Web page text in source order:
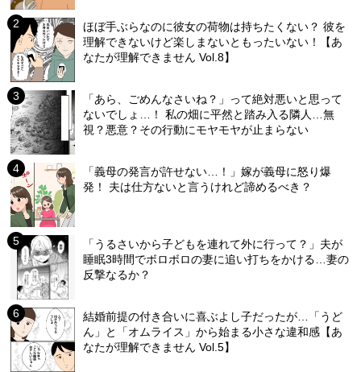
ほぼ手ぶらなのに彼女の荷物は持ちたくない？ 彼を
理解できないけど楽しまないともったいない！【あ
なたが理解できません Vol.8】
「あら、ごめんなさいね？」って絶対悪いと思って
ないでしょ…！ 私の畑に平然と踏み入る隣人…無
視？悪意？その行動にモヤモヤが止まらない
「義母の発言が許せない…！」嫁が義母に怒り爆
発！ 夫は仕方ないと言うけれど諦めるべき？
「うるさいから子どもを連れて外に行って？」夫が
睡眠3時間でボロボロの妻に追い打ちをかける…妻の
反撃なるか？
結婚前提の付き合いに喜ぶよし子だったが…「うど
ん」と「オムライス」から始まる小さな違和感【あ
なたが理解できません Vol.5】